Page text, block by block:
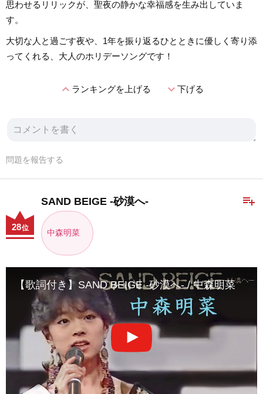
思わせるリリックが、聖夜の静かな幸福感を生み出していま
す。
大切な人と過ごす夜や、1年を振り返るひとときに優しく寄り添
ってくれる、大人のホリデーソングです！
expand_lessランキングを上げる expand_more下げる
問題を報告する
playlist_add
SAND BEIGE -砂漠へ-
中森明菜
28位
【歌詞付き】SAND BEIGE -砂漠へ- / 中森明菜